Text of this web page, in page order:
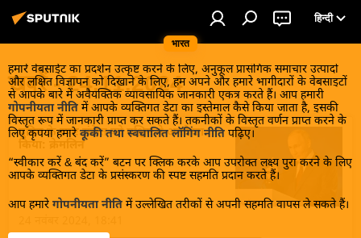
भारत
हिन्दी
हमारे वेबसाईट का प्रदर्शन उत्कृष्ट करने के लिए, अनुकूल प्रासंगिक समाचार उत्पादों
और लक्षित विज्ञापन को दिखाने के लिए, हम अपने और हमारे भागीदारों के वेबसाइटों
से आपके बारे में अवैयक्तिक व्यावसायिक जानकारी एकत्र करते हैं। आप हमारी
गोपनीयता नीति में आपके व्यक्तिगत डेटा का इस्तेमाल कैसे किया जाता है, इसकी
विस्तृत रूप में जानकारी प्राप्त कर सकते हैं। तकनीकों के विस्तृत वर्णन प्राप्त करने के
लिए कृपया हमारे कूकी तथा स्वचालित लॉगिंग नीति पढ़िए।
“स्वीकार करें & बंद करें” बटन पर क्लिक करके आप उपरोक्त लक्ष्य पुरा करने के लिए
आपके व्यक्तिगत डेटा के प्रसंस्करण की स्पष्ट सहमति प्रदान करते हैं।
आप हमारे गोपनीयता नीति में उल्लेखित तरीकों से अपनी सहमति वापस ले सकते हैं।
खबरें - 24.11.2024
पुतिन के स्पष्ट संकेत को पश्चिम ने अनदेखा
किया: क्रेमलिन